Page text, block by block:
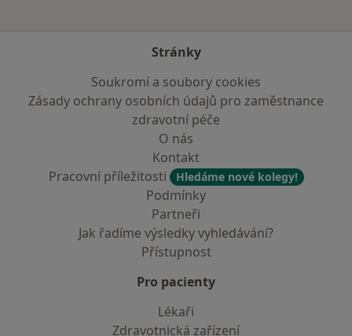
Stránky
Soukromí a soubory cookies
Zásady ochrany osobních údajů pro zaměstnance
zdravotní péče
O nás
Kontakt
Pracovní příležitosti
Hledáme nové kolegy!
Podmínky
Partneři
Jak řadíme výsledky vyhledávání?
Přístupnost
Pro pacienty
Lékaři
Zdravotnická zařízení